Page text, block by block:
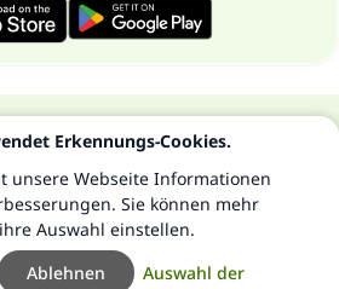
Datenschutzrichtlinien
- Islam Q&A 1997-2025 ©
Erkennungs-Cookies.
unsere Webseite Informationen
Sie können mehr
Auswahl einstellen.
Auswahl der
Ablehnen